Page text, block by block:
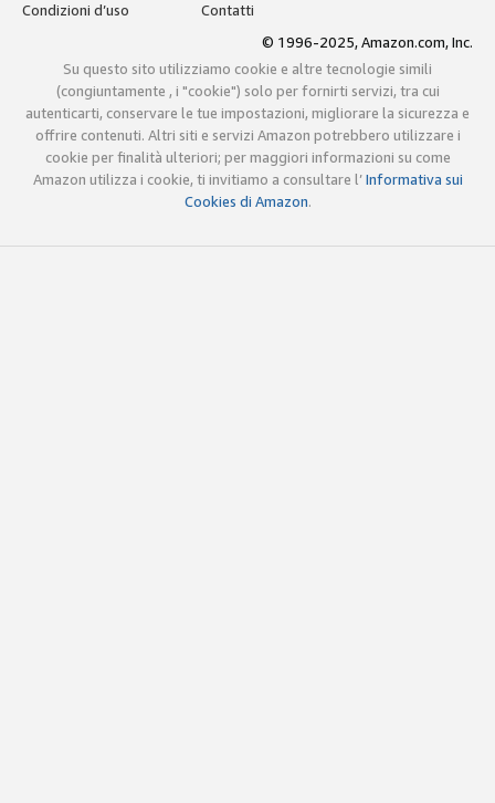
Condizioni d’uso
Contatti
© 1996-2025, Amazon.com, Inc.
Su questo sito utilizziamo cookie e altre tecnologie simili
(congiuntamente , i "cookie") solo per fornirti servizi, tra cui
autenticarti, conservare le tue impostazioni, migliorare la sicurezza e
offrire contenuti. Altri siti e servizi Amazon potrebbero utilizzare i
cookie per finalità ulteriori; per maggiori informazioni su come
Amazon utilizza i cookie, ti invitiamo a consultare l’Informativa sui
Cookies di Amazon.